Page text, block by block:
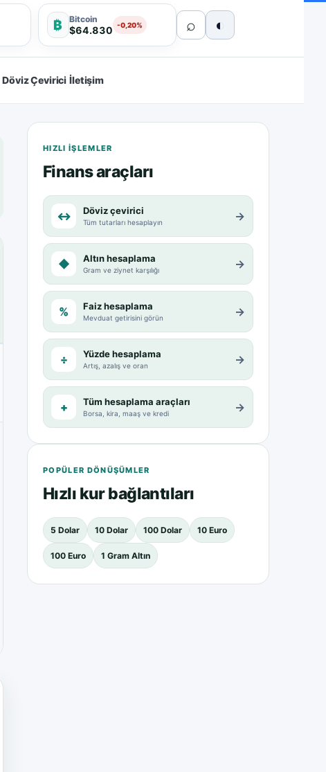
₿ Bitcoin
$64.830 -0,20% ⌕ ◐
Döviz Çevirici İletişim
HIZLI IŞLEMLER
Finans araçları
↔ Döviz çevirici
Tüm tutarları hesaplayın →
◆ Altın hesaplama
Gram ve ziynet karşılığı →
% Faiz hesaplama
Mevduat getirisini görün →
÷ Yüzde hesaplama
Artış, azalış ve oran →
+ Tüm hesaplama araçları
Borsa, kira, maaş ve kredi →
POPÜLER DÖNÜŞÜMLER
Hızlı kur bağlantıları
5 Dolar 10 Dolar 100 Dolar 10 Euro
100 Euro 1 Gram Altın